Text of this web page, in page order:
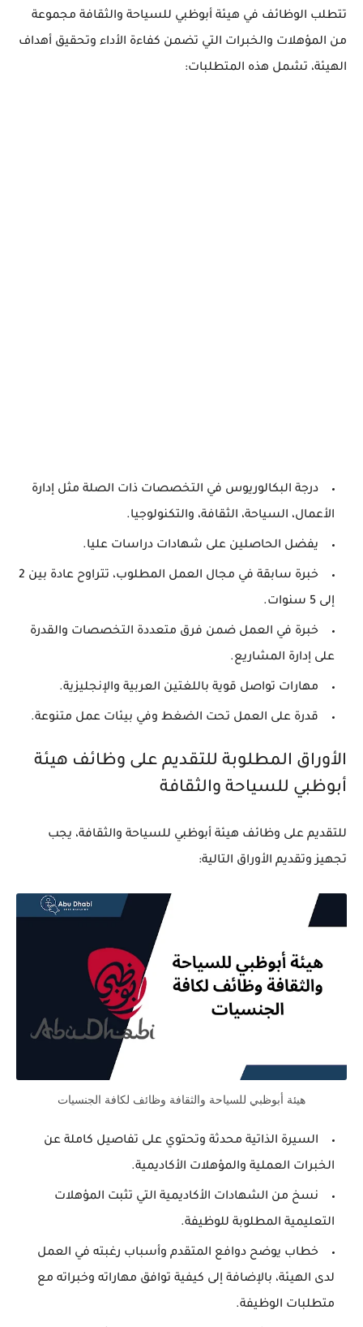
تتطلب الوظائف في هيئة أبوظبي للسياحة والثقافة مجموعة
من المؤهلات والخبرات التي تضمن كفاءة الأداء وتحقيق أهداف
الهيئة، تشمل هذه المتطلبات:
درجة البكالوريوس في التخصصات ذات الصلة مثل إدارة
الأعمال، السياحة، الثقافة، والتكنولوجيا.
يفضل الحاصلين على شهادات دراسات عليا.
خبرة سابقة في مجال العمل المطلوب، تتراوح عادة بين 2
إلى 5 سنوات.
خبرة في العمل ضمن فرق متعددة التخصصات والقدرة
على إدارة المشاريع.
مهارات تواصل قوية باللغتين العربية والإنجليزية.
قدرة على العمل تحت الضغط وفي بيئات عمل متنوعة.
الأوراق المطلوبة للتقديم على وظائف هيئة
أبوظبي للسياحة والثقافة
للتقديم على وظائف هيئة أبوظبي للسياحة والثقافة، يجب
تجهيز وتقديم الأوراق التالية:
هيئة أبوظبي للسياحة والثقافة وظائف لكافة الجنسيات
السيرة الذاتية محدثة وتحتوي على تفاصيل كاملة عن
الخبرات العملية والمؤهلات الأكاديمية.
نسخ من الشهادات الأكاديمية التي تثبت المؤهلات
التعليمية المطلوبة للوظيفة.
خطاب يوضح دوافع المتقدم وأسباب رغبته في العمل
لدى الهيئة، بالإضافة إلى كيفية توافق مهاراته وخبراته مع
متطلبات الوظيفة.